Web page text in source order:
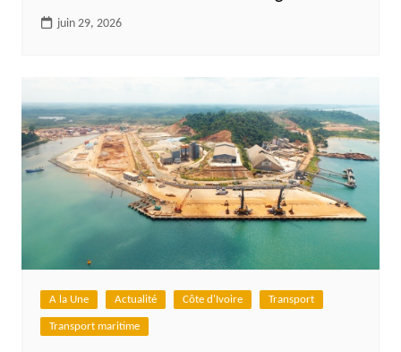
juin 29, 2026
A la Une Actualité Côte d'Ivoire Transport
Transport maritime